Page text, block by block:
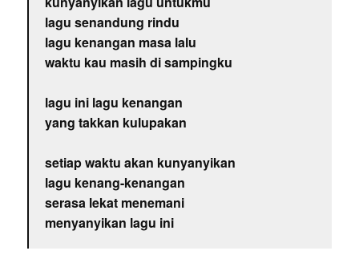
lagu senandung rindu
lagu kenangan masa lalu
waktu kau masih di sampingku
lagu ini lagu kenangan
yang takkan kulupakan
setiap waktu akan kunyanyikan
lagu kenang-kenangan
serasa lekat menemani
menyanyikan lagu ini